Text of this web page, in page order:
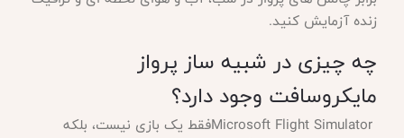
زنده آزمایش کنید.
چه چیزی در شبیه ساز پرواز
مایکروسافت وجود دارد؟
Microsoft Flight Simulatorفقط یک بازی نیست، بلکه